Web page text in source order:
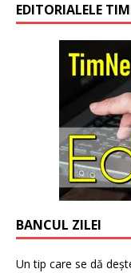
EDITORIALELE
BANCUL ZILEI
Un tip care se dă